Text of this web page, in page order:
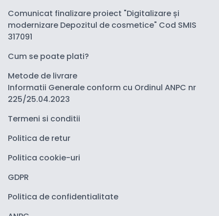
Comunicat finalizare proiect "Digitalizare și
modernizare Depozitul de cosmetice" Cod SMIS
317091
Cum se poate plati?
Metode de livrare
Informatii Generale conform cu Ordinul ANPC nr
225/25.04.2023
Termeni si conditii
Politica de retur
Politica cookie-uri
GDPR
Politica de confidentialitate